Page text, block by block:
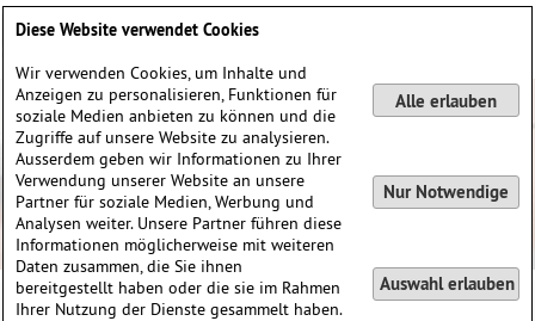
Diese Website verwendet Cookies
Wir verwenden Cookies, um Inhalte und
Anzeigen zu personalisieren, Funktionen für
soziale Medien anbieten zu können und die
Zugriffe auf unsere Website zu analysieren.
Ausserdem geben wir Informationen zu Ihrer
Verwendung unserer Website an unsere
Partner für soziale Medien, Werbung und
Analysen weiter. Unsere Partner führen diese
Informationen möglicherweise mit weiteren
Daten zusammen, die Sie ihnen
bereitgestellt haben oder die sie im Rahmen
Ihrer Nutzung der Dienste gesammelt haben.
Alle erlauben
Nur Notwendige
Auswahl erlauben